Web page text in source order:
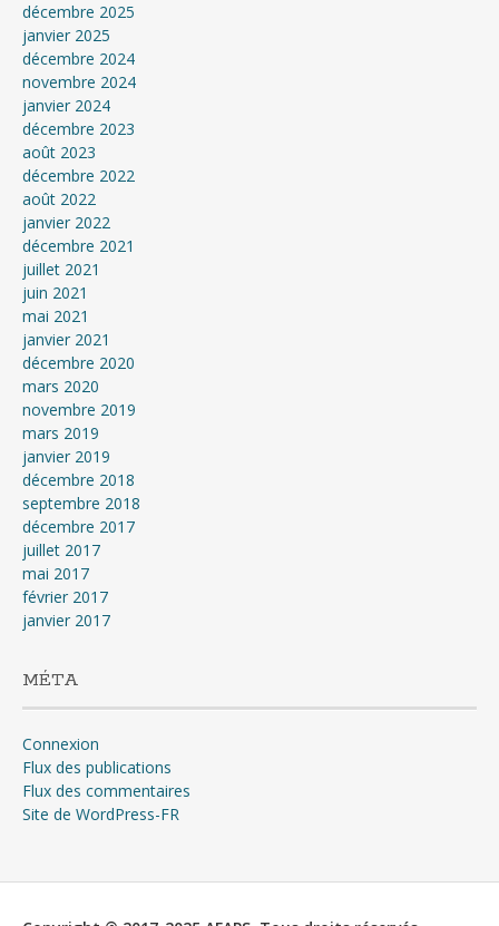
décembre 2025
janvier 2025
décembre 2024
novembre 2024
janvier 2024
décembre 2023
août 2023
décembre 2022
août 2022
janvier 2022
décembre 2021
juillet 2021
juin 2021
mai 2021
janvier 2021
décembre 2020
mars 2020
novembre 2019
mars 2019
janvier 2019
décembre 2018
septembre 2018
décembre 2017
juillet 2017
mai 2017
février 2017
janvier 2017
MÉTA
Connexion
Flux des publications
Flux des commentaires
Site de WordPress-FR